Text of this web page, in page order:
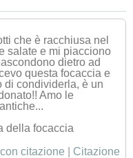
che è racchiusa nel
salate e mi piacciono
dietro ad
questa focaccia e
di condividerla, è un
Amo le
della focaccia
citazione Citazione